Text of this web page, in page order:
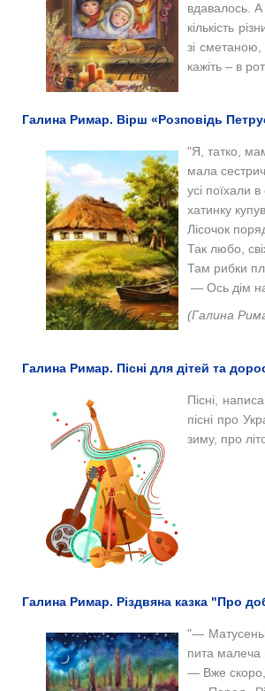
вдавалось. А
кількість
зі
кажіть – в
Галина Римар. Вірш «Розповідь
"Я, татко,
мала
усі поїхали
хатинку
Лісочок
Так любо,
Там рибки
— Ось дім
(Галина
Галина Римар. Пісні для дітей та
Пісні,
пісні про
зиму, про
Галина Римар. Різдвяна казка "Про
"—
пита малеча
— Вже